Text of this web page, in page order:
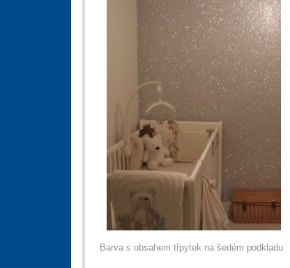
Barva s obsahem třpytek na šedém podkladu